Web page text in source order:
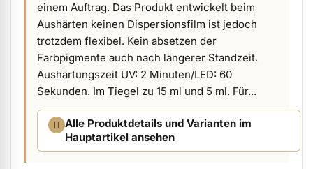
Kundenpräsente anzeigen
einem Auftrag. Das Produkt entwickelt beim
Aushärten keinen Dispersionsfilm ist jedoch
trotzdem flexibel. Kein absetzen der
Farbpigmente auch nach längerer Standzeit.
Aushärtungszeit UV: 2 Minuten/LED: 60
Sekunden. Im Tiegel zu 15 ml und 5 ml. Für...
Alle Produktdetails und Varianten im
Hauptartikel ansehen